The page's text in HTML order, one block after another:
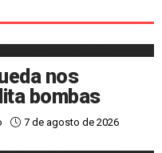
nos
bombas
7 de agosto de 2026